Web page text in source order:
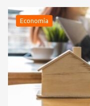
Economía